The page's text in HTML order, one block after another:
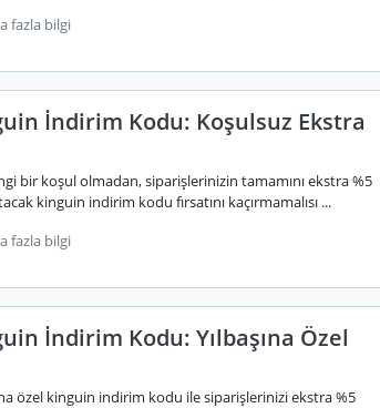
fazla bilgi
İndirim Kodu: Koşulsuz Ekstra
bir koşul olmadan, siparişlerinizin tamamını ekstra %5
kinguin indirim kodu fırsatını kaçırmamalısı ...
fazla bilgi
İndirim Kodu: Yılbaşına Özel
özel kinguin indirim kodu ile siparişlerinizi ekstra %5